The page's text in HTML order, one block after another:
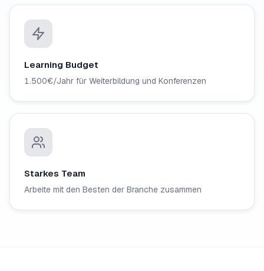
Learning Budget
1.500€/Jahr für Weiterbildung und Konferenzen
Starkes Team
Arbeite mit den Besten der Branche zusammen